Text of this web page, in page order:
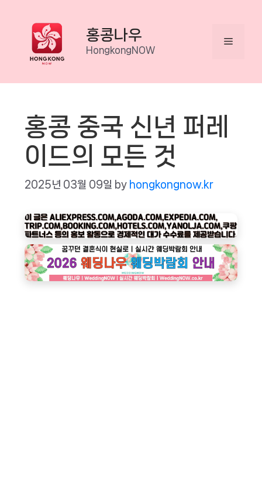
content
홍콩나우
HongkongNOW
Menu
홍콩 중국 신년 퍼레
이드의 모든 것
2025년 03월 09일 by hongkongnow.kr